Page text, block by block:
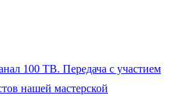
100 ТВ. Передача с участием
нашей мастерской